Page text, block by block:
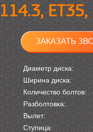
ЗАКАЗАТЬ
Диаметр диска:
Ширина диска:
Количество болтов:
Разболтовка:
Вылет:
Ступица: